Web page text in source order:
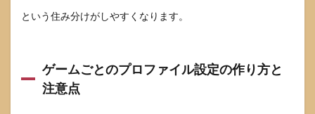
あり
Q4. ノ
という住み分けがしやすくなります。
ゲームごとのプロファイル設定の作り方と
注意点